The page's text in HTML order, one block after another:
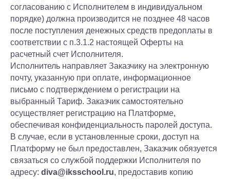
согласованию с Исполнителем в индивидуальном
порядке) должна производится не позднее 48 часов
после поступления денежных средств предоплаты в
соответствии с п.3.1.2 настоящей Оферты на
расчетный счет Исполнителя.
Исполнитель направляет Заказчику на электронную
почту, указанную при оплате, информационное
письмо с подтверждением о регистрации на
выбранный Тариф. Заказчик самостоятельно
осуществляет регистрацию на Платформе,
обеспечивая конфиденциальность паролей доступа.
В случае, если в установленные сроки, доступ на
Платформу не был предоставлен, Заказчик обязуется
связаться со службой поддержки Исполнителя по
адресу: diva@iksschool.ru, предоставив копию